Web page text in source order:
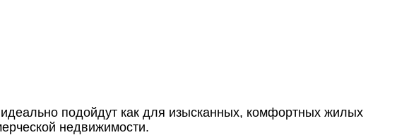
подойдут как для изысканных, комфортных жилых
недвижимости.